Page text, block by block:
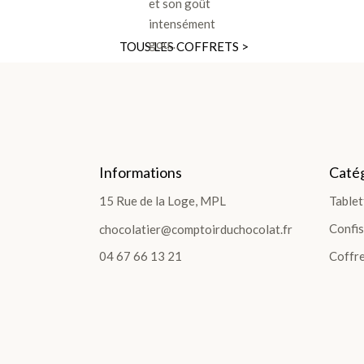
TOUS LES COFFRETS >
LES COFFRETS >
intensément
gou…
Informations
15 Rue de la Loge, MPL
chocolatier@comptoirduchocolat.fr
04 67 66 13 21